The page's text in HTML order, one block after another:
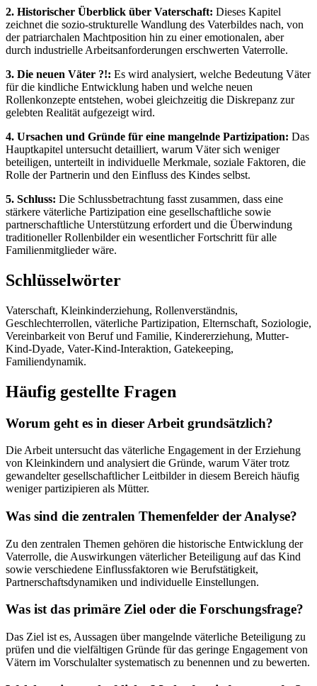
2. Historischer Überblick über Vaterschaft: Dieses Kapitel
zeichnet die sozio-strukturelle Wandlung des Vaterbildes nach, von
der patriarchalen Machtposition hin zu einer emotionalen, aber
durch industrielle Arbeitsanforderungen erschwerten Vaterrolle.
3. Die neuen Väter ?!: Es wird analysiert, welche Bedeutung Väter
für die kindliche Entwicklung haben und welche neuen
Rollenkonzepte entstehen, wobei gleichzeitig die Diskrepanz zur
gelebten Realität aufgezeigt wird.
4. Ursachen und Gründe für eine mangelnde Partizipation: Das
Hauptkapitel untersucht detailliert, warum Väter sich weniger
beteiligen, unterteilt in individuelle Merkmale, soziale Faktoren, die
Rolle der Partnerin und den Einfluss des Kindes selbst.
5. Schluss: Die Schlussbetrachtung fasst zusammen, dass eine
stärkere väterliche Partizipation eine gesellschaftliche sowie
partnerschaftliche Unterstützung erfordert und die Überwindung
traditioneller Rollenbilder ein wesentlicher Fortschritt für alle
Familienmitglieder wäre.
Schlüsselwörter
Vaterschaft, Kleinkinderziehung, Rollenverständnis,
Geschlechterrollen, väterliche Partizipation, Elternschaft, Soziologie,
Vereinbarkeit von Beruf und Familie, Kindererziehung, Mutter-
Kind-Dyade, Vater-Kind-Interaktion, Gatekeeping,
Familiendynamik.
Häufig gestellte Fragen
Worum geht es in dieser Arbeit grundsätzlich?
Die Arbeit untersucht das väterliche Engagement in der Erziehung
von Kleinkindern und analysiert die Gründe, warum Väter trotz
gewandelter gesellschaftlicher Leitbilder in diesem Bereich häufig
weniger partizipieren als Mütter.
Was sind die zentralen Themenfelder der Analyse?
Zu den zentralen Themen gehören die historische Entwicklung der
Vaterrolle, die Auswirkungen väterlicher Beteiligung auf das Kind
sowie verschiedene Einflussfaktoren wie Berufstätigkeit,
Partnerschaftsdynamiken und individuelle Einstellungen.
Was ist das primäre Ziel oder die Forschungsfrage?
Das Ziel ist es, Aussagen über mangelnde väterliche Beteiligung zu
prüfen und die vielfältigen Gründe für das geringe Engagement von
Vätern im Vorschulalter systematisch zu benennen und zu bewerten.